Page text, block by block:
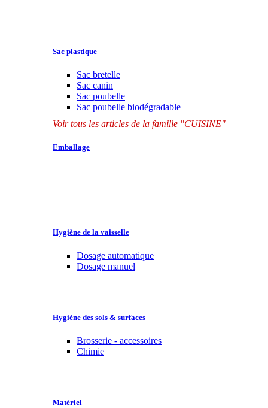
Sac plastique
Sac bretelle
Sac canin
Sac poubelle
Sac poubelle biodégradable
Voir tous les articles de la famille "CUISINE"
Emballage
Hygiène de la vaisselle
Dosage automatique
Dosage manuel
Hygiène des sols & surfaces
Brosserie - accessoires
Chimie
Matériel